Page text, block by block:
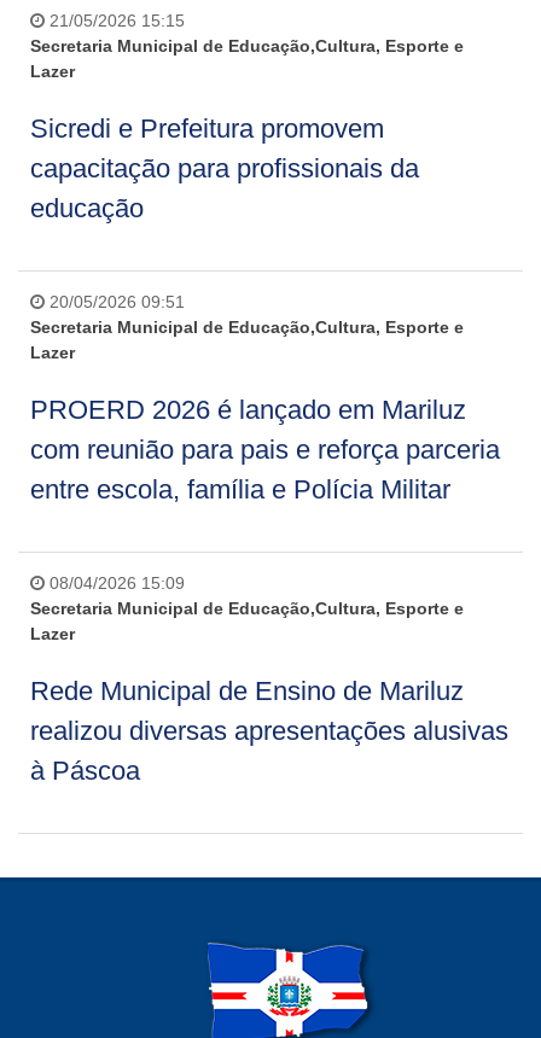
21/05/2026 15:15
Secretaria Municipal de Educação,Cultura, Esporte e
Lazer
Sicredi e Prefeitura promovem
capacitação para profissionais da
educação
20/05/2026 09:51
Secretaria Municipal de Educação,Cultura, Esporte e
Lazer
PROERD 2026 é lançado em Mariluz
com reunião para pais e reforça parceria
entre escola, família e Polícia Militar
08/04/2026 15:09
Secretaria Municipal de Educação,Cultura, Esporte e
Lazer
Rede Municipal de Ensino de Mariluz
realizou diversas apresentações alusivas
à Páscoa